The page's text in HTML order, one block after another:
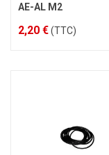
AE-AL M2
2,20 €(TTC)